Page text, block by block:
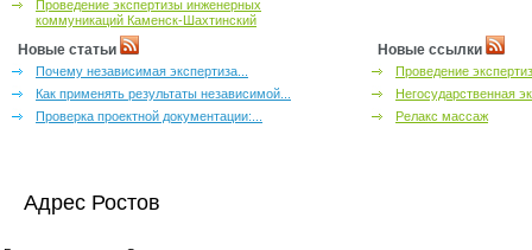
Проведение экспертизы инженерных
коммуникаций Каменск-Шахтинский
Новые статьи
Почему независимая экспертиза...
Как применять результаты независимой...
Проверка проектной документации:...
Новые ссылки
Проведение
Негосударственная
Релакс массаж
Адрес Ростов